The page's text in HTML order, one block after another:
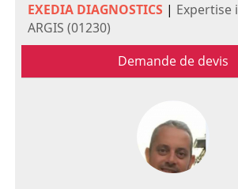
EXEDIA DIAGNOSTICS | Expertise
ARGIS (01230)
Demande de devis